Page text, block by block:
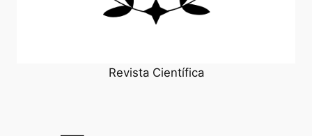
Revista Científica